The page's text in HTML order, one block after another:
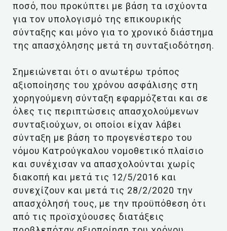
ποσό, που προκύπτει με βάση τα ισχύοντα
για τον υπολογισμό της επικουρικής
σύνταξης και μόνο για το χρονικό διάστημα
της απασχόλησης μετά τη συνταξιοδότηση.
Σημειώνεται ότι ο ανωτέρω τρόπος
αξιοποίησης του χρόνου ασφάλισης στη
χορηγούμενη σύνταξη εφαρμόζεται και σε
όλες τις περιπτώσεις απασχολούμενων
συνταξιούχων, οι οποίοι είχαν λάβει
σύνταξη με βάση το προγενέστερο του
νόμου Κατρούγκαλου νομοθετικό πλαίσιο
και συνέχισαν να απασχολούνται χωρίς
διακοπή και μετά τις 12/5/2016 και
συνεχίζουν και μετά τις 28/2/2020 την
απασχόλησή τους, με την προϋπόθεση ότι
από τις προϊσχύουσες διατάξεις